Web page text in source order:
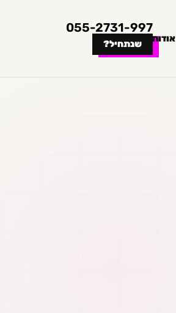
אודות
055-2731-997
שנתחיל?